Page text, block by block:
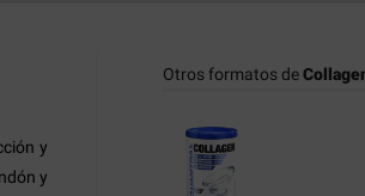
y
y
Otros formatos de